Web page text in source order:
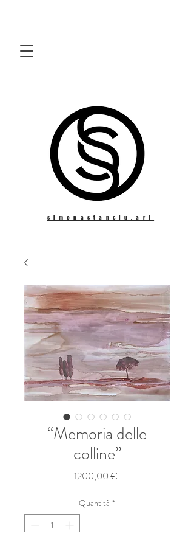
simonastanciu.art
“Memoria delle
colline”
1200,00 €Prezzo
Quantità *